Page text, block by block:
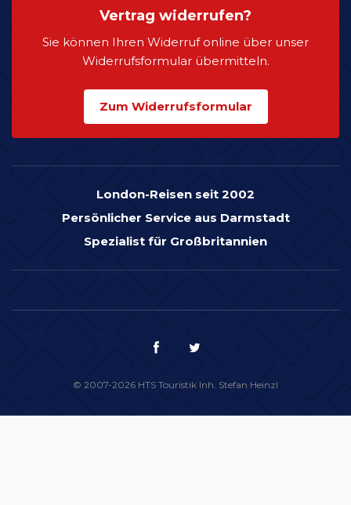
Vertrag widerrufen?
Sie können Ihren Widerruf online über unser
Widerrufsformular übermitteln.
Zum Widerrufsformular
London-Reisen seit 2002
Persönlicher Service aus Darmstadt
Spezialist für Großbritannien
© 2007-2026 HTS Touristik Inh. Stefan Heinzl